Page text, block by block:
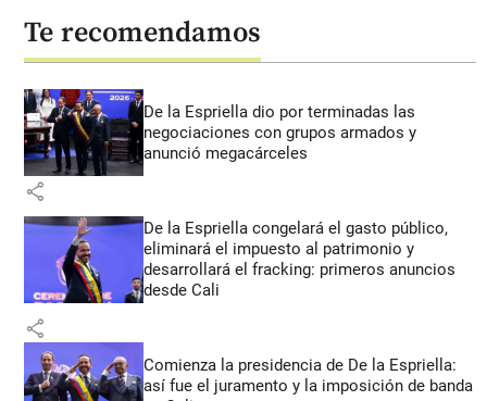
Te recomendamos
De la Espriella dio por terminadas las
negociaciones con grupos armados y
anunció megacárceles
share
De la Espriella congelará el gasto público,
eliminará el impuesto al patrimonio y
desarrollará el fracking: primeros anuncios
desde Cali
share
Comienza la presidencia de De la Espriella:
así fue el juramento y la imposición de banda